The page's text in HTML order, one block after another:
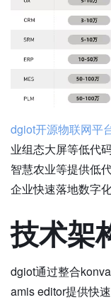
dgiot开源物联网平
业组态大屏等低代
智慧农业等提供低
企业快速落地数字化
技术架
dgiot通过整合
amis editor提供快